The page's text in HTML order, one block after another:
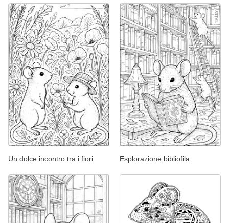
Un dolce incontro tra i fiori Esplorazione bibliofila